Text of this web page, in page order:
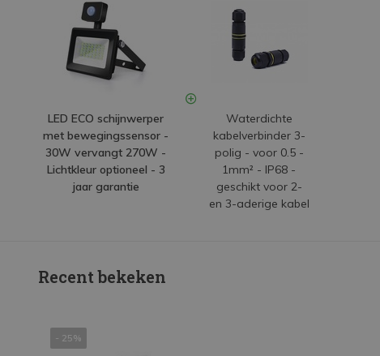
LED ECO schijnwerper
met bewegingssensor -
30W vervangt 270W -
Lichtkleur optioneel - 3
jaar garantie
Waterdichte
kabelverbinder 3-
polig - voor 0.5 -
1mm² - IP68 -
geschikt voor 2-
en 3-aderige kabel
Recent bekeken
- 25%